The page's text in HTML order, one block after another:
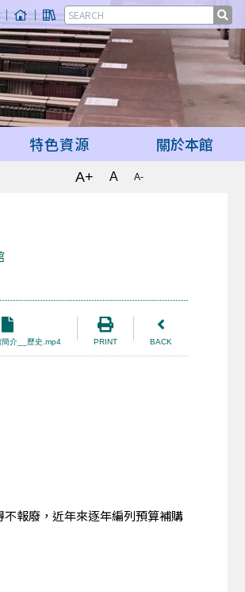
｜ ｜
特色資源 關於本館
A+ A A-
簡介__歷史.mp4 PRINT BACK
報廢，近年來逐年編列預算補購